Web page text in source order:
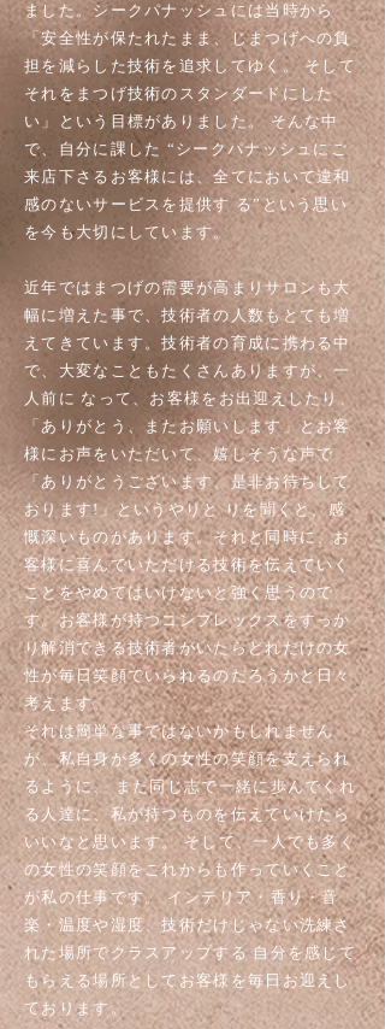
ました。シークパナッシュには当時から
「安全性が保たれたまま、じまつげへの負
担を減らした技術を追求してゆく。 そして
それをまつげ技術のスタンダードにした
い」という目標がありました。 そんな中
で、自分に課した “シークパナッシュにご
来店下さるお客様には、全てにおいて違和
感のないサービスを提供す る”という思い
を今も大切にしています。
近年ではまつげの需要が高まりサロンも大
幅に増えた事で、技術者の人数もとても増
えてきています。技術者の育成に携わる中
で、大変なこともたくさんありますが、一
人前に なって、お客様をお出迎えしたり、
「ありがとう、またお願いします」とお客
様にお声をいただいて、嬉しそうな声で
「ありがとうございます、是非お待ちして
おります!」というやりと りを聞くと、感
慨深いものがあります。それと同時に、お
客様に喜んでいただける技術を伝えていく
ことをやめてはいけないと強く思うので
す。お客様が持つコンプレックスをすっか
り解消できる技術者がいたらどれだけの女
性が毎日笑顔でいられるのだろうかと日々
考えます。
それは簡単な事ではないかもしれません
が、私自身が多くの女性の笑顔を支えられ
るように、 また同じ志で一緒に歩んでくれ
る人達に、私が持つものを伝えていけたら
いいなと思います。 そして、一人でも多く
の女性の笑顔をこれからも作っていくこと
が私の仕事です。 インテリア・香り・音
楽・温度や湿度、技術だけじゃない洗練さ
れた場所でクラスアップする 自分を感じて
もらえる場所としてお客様を毎日お迎えし
ております。